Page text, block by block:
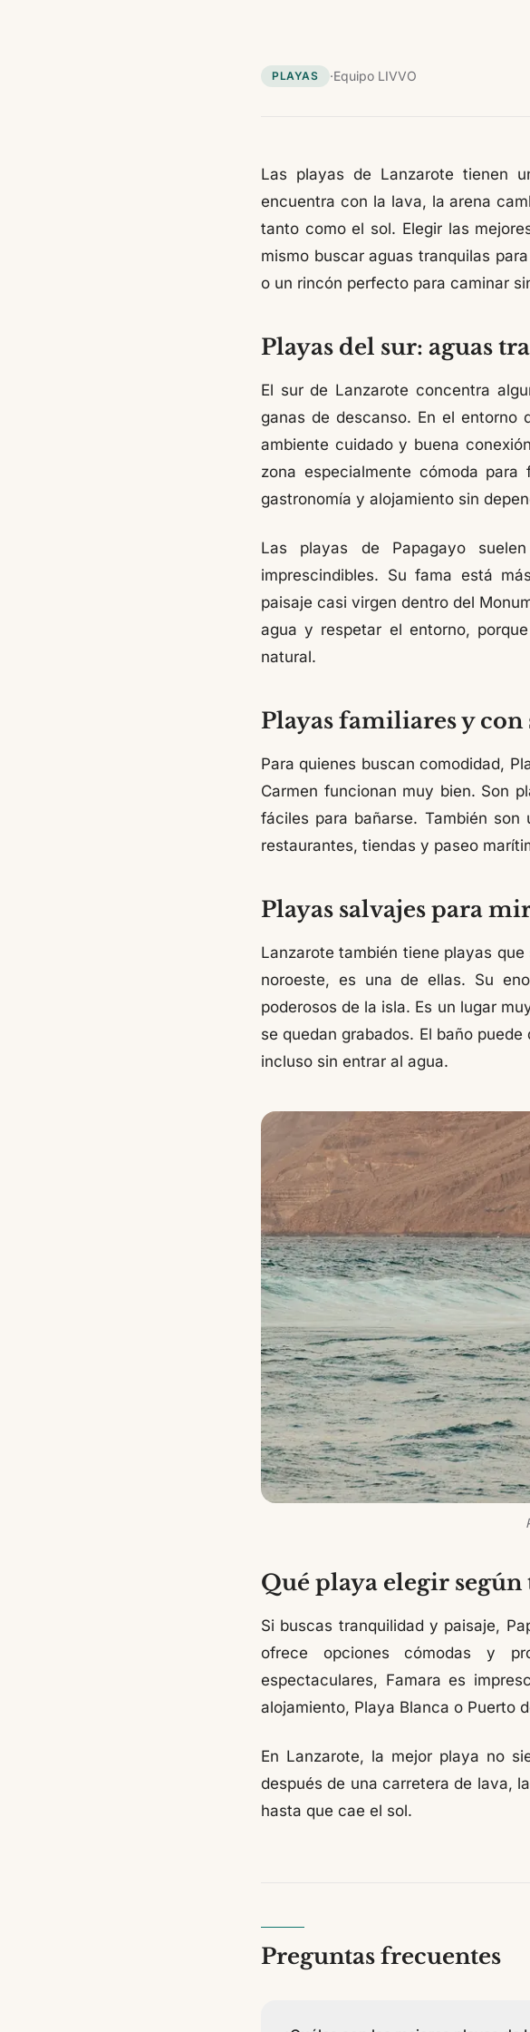
PLAYAS ·Equipo LIVVO
Las playas de Lanzarote tienen
encuentra con la lava, la arena
tanto como el sol. Elegir las
mismo buscar aguas tranquilas
o un rincón perfecto para caminar
Playas del sur: aguas
El sur de Lanzarote concentra
ganas de descanso. En el entorno
ambiente cuidado y buena
zona especialmente cómoda
gastronomía y alojamiento sin
Las playas de Papagayo
imprescindibles. Su fama está
paisaje casi virgen dentro del
agua y respetar el entorno,
natural.
Playas familiares y con
Para quienes buscan comodidad,
Carmen funcionan muy bien. Son
fáciles para bañarse. También
restaurantes, tiendas y paseo
Playas salvajes para
Lanzarote también tiene playas
noroeste, es una de ellas. Su
poderosos de la isla. Es un lugar
se quedan grabados. El baño
incluso sin entrar al agua.
Qué playa elegir según
Si buscas tranquilidad y paisaje,
ofrece opciones cómodas y
espectaculares, Famara es
alojamiento, Playa Blanca o Puerto
En Lanzarote, la mejor playa no
después de una carretera de lava,
hasta que cae el sol.
Preguntas frecuentes